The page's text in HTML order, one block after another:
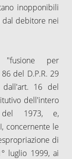
inopponibili
dal debitore nei
"fusione per
del D.P.R. 29
dall'art. 16 del
dell'intero
1973, e,
concernente le
di
luglio 1999, ai